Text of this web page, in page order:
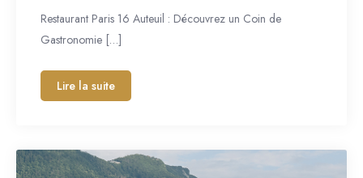
Restaurant Paris 16 Auteuil : Découvrez un Coin de
Gastronomie […]
Lire la suite